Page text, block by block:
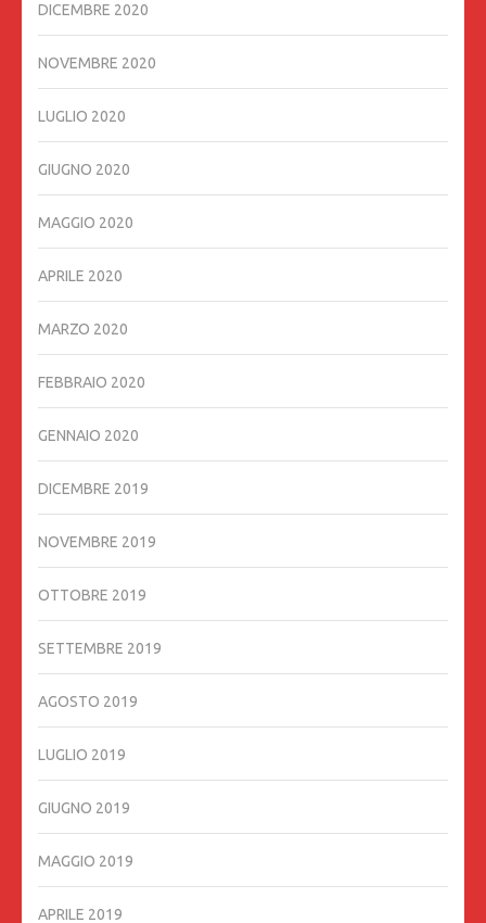
DICEMBRE 2020
NOVEMBRE 2020
LUGLIO 2020
GIUGNO 2020
MAGGIO 2020
APRILE 2020
MARZO 2020
FEBBRAIO 2020
GENNAIO 2020
DICEMBRE 2019
NOVEMBRE 2019
OTTOBRE 2019
SETTEMBRE 2019
AGOSTO 2019
LUGLIO 2019
GIUGNO 2019
MAGGIO 2019
APRILE 2019